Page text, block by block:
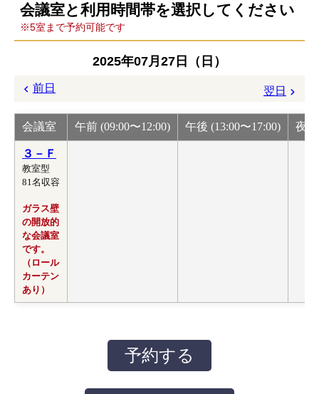
会議室と利用時間帯を選択してください
※5室まで予約可能です
2025年07月27日（日）
前日 翌日
会議室 午前 (09:00〜12:00) 午後 (13:00〜17:00) 夜
３－Ｆ
教室型
81名収容
ガラス壁
の開放的
な会議室
です。
（ロール
カーテン
あり）